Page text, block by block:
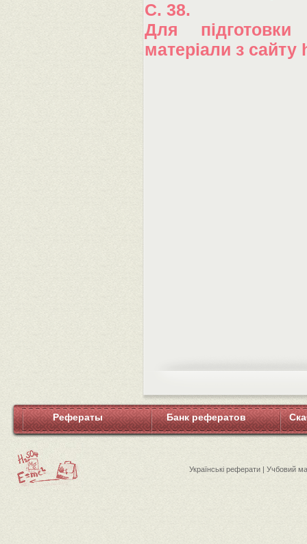
С. 38.
Для
матеріали з
Рефераты Банк рефератов
Українські реферати | Учбовий